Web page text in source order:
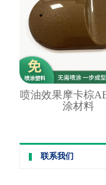
喷油效果摩卡棕
涂材料
联系我们